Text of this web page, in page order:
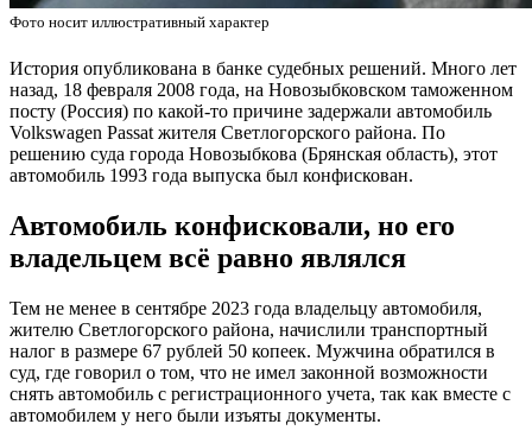
Фото носит иллюстративный характер
История опубликована в банке судебных решений. Много лет
назад, 18 февраля 2008 года, на Новозыбковском таможенном
посту (Россия) по какой-то причине задержали автомобиль
Volkswagen Passat жителя Светлогорского района. По
решению суда города Новозыбкова (Брянская область), этот
автомобиль 1993 года выпуска был конфискован.
Автомобиль конфисковали, но его
владельцем всё равно являлся
Тем не менее в сентябре 2023 года владельцу автомобиля,
жителю Светлогорского района, начислили транспортный
налог в размере 67 рублей 50 копеек. Мужчина обратился в
суд, где говорил о том, что не имел законной возможности
снять автомобиль с регистрационного учета, так как вместе с
автомобилем у него были изъяты документы.